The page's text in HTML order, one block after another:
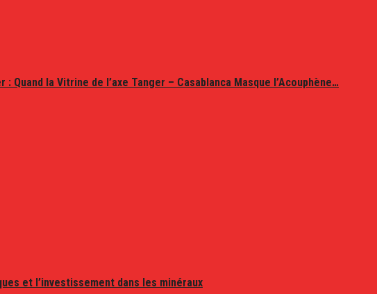
: Quand la Vitrine de l’axe Tanger – Casablanca Masque l’Acouphène…
et l’investissement dans les minéraux